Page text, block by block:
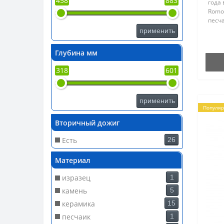
применить
Глубина мм
318
601
применить
Вторичный дожиг
Есть
26
Материал
изразец
1
камень 5
керамика 15
песчаик 1
года